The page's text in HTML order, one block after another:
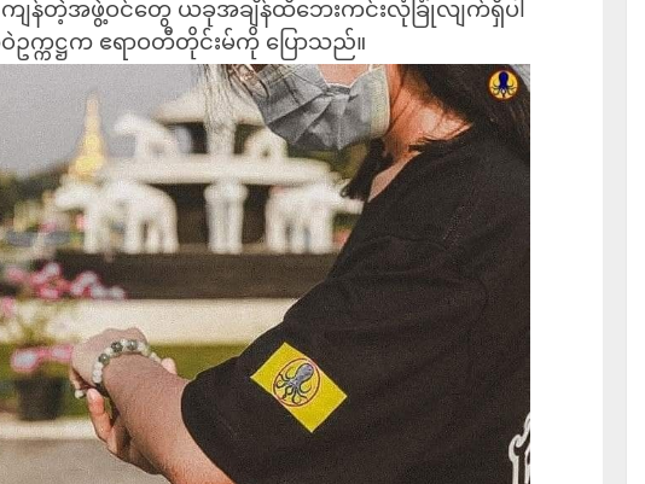
။ ကျန်တဲ့အဖွဲ့ဝင်တွေ ယခုအချိန်ထိဘေးကင်းလုံခြုံလျက်ရှိပါ
က္ကဋ္ဌက ဧရာဝတီတိုင်းမ်ကို ပြောသည်။